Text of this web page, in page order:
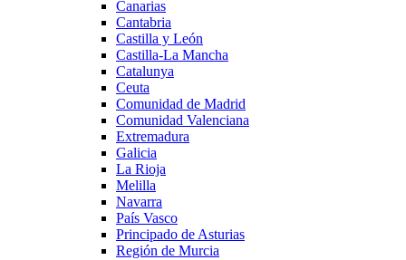
Canarias
Cantabria
Castilla y León
Castilla-La Mancha
Catalunya
Ceuta
Comunidad de Madrid
Comunidad Valenciana
Extremadura
Galicia
La Rioja
Melilla
Navarra
País Vasco
Principado de Asturias
Región de Murcia